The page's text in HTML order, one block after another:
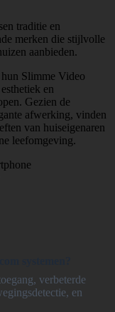
traditie en
merken die stijlvolle
aanbieden.
Slimme Video
en
Gezien de
afwerking, vinden
van huiseigenaren
leefomgeving.
verbeterde
en